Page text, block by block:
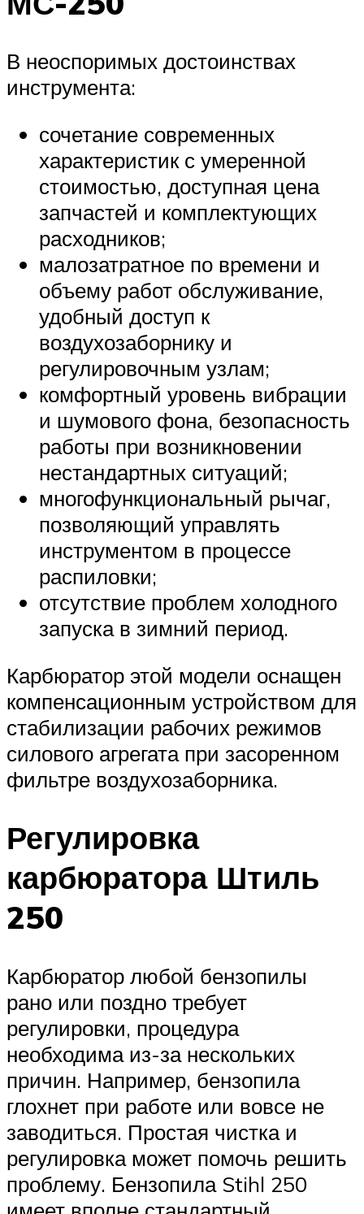
В неоспоримых достоинствах
инструмента:
сочетание современных
характеристик с умеренной
стоимостью, доступная цена
запчастей и комплектующих
расходников;
малозатратное по времени и
объему работ обслуживание,
удобный доступ к
воздухозаборнику и
регулировочным узлам;
комфортный уровень вибрации
и шумового фона, безопасность
работы при возникновении
нестандартных ситуаций;
многофункциональный рычаг,
позволяющий управлять
инструментом в процессе
распиловки;
отсутствие проблем холодного
запуска в зимний период.
Карбюратор этой модели оснащен
компенсационным устройством для
стабилизации рабочих режимов
силового агрегата при засоренном
фильтре воздухозаборника.
Регулировка
карбюратора Штиль
250
Карбюратор любой бензопилы
рано или поздно требует
регулировки, процедура
необходима из-за нескольких
причин. Например, бензопила
глохнет при работе или вовсе не
заводиться. Простая чистка и
регулировка может помочь решить
проблему. Бензопила Stihl 250